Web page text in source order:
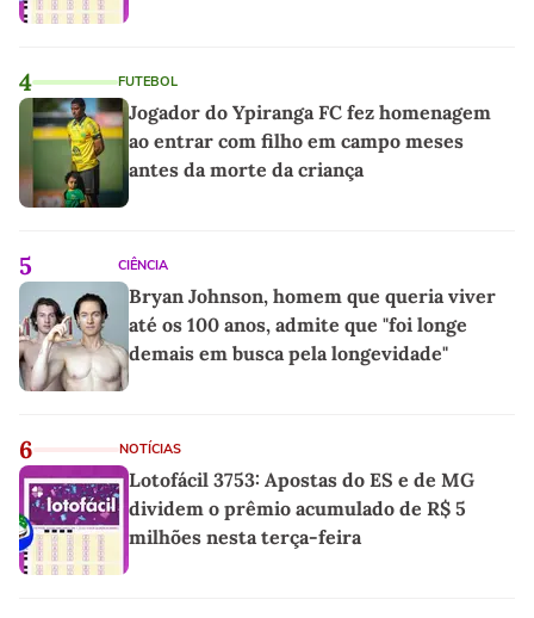
4 FUTEBOL
Jogador do Ypiranga FC fez homenagem
ao entrar com filho em campo meses
antes da morte da criança
5 CIÊNCIA
Bryan Johnson, homem que queria viver
até os 100 anos, admite que "foi longe
demais em busca pela longevidade"
6 NOTÍCIAS
Lotofácil 3753: Apostas do ES e de MG
dividem o prêmio acumulado de R$ 5
milhões nesta terça-feira